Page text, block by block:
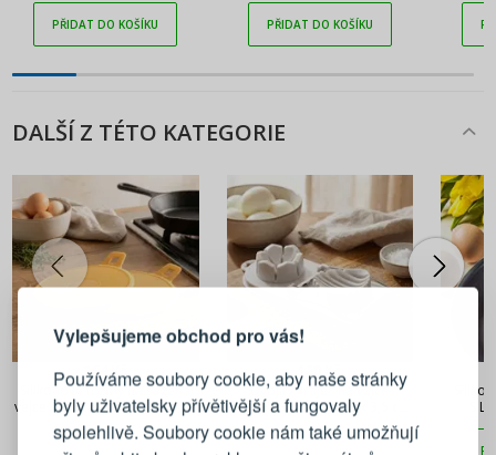
Vylepšujeme obchod pro vás!
Používáme soubory cookie, aby naše stránky
byly uživatelsky přívětivější a fungovaly
spolehlivě. Soubory cookie nám také umožňují
PŘIDAT DO KOŠÍKU PŘIDAT DO KOŠÍKU
DALŠÍ Z TÉTO KATEGORIE
164 Kč
Silikonové formy na sázená
vejce TESCOMA Delicia Orsini
2 ks žluté
PŘIDAT DO KOŠÍKU
120 Kč
Dvojitý kráječ na vejce
ODELO IVAR 19,8 x 9 x 3,5 cm
bílý
PŘIDAT DO KOŠÍKU
PŘIHLÁŠENÍ REGISTRACE
Přihlaste se ke svému účtu
Emailová adresa